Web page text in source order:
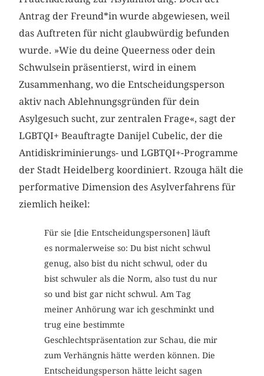
Antrag der Freund*in wurde abgewiesen, weil
das Auftreten für nicht glaubwürdig befunden
wurde. »Wie du deine Queerness oder dein
Schwulsein präsentierst, wird in einem
Zusammenhang, wo die Entscheidungsperson
aktiv nach Ablehnungsgründen für dein
Asylgesuch sucht, zur zentralen Frage«, sagt der
LGBTQI+ Beauftragte Danijel Cubelic, der die
Antidiskriminierungs- und LGBTQI+-Programme
der Stadt Heidelberg koordiniert. Rzouga hält die
performative Dimension des Asylverfahrens für
ziemlich heikel:
Für sie [die Entscheidungspersonen] läuft
es normalerweise so: Du bist nicht schwul
genug, also bist du nicht schwul, oder du
bist schwuler als die Norm, also tust du nur
so und bist gar nicht schwul. Am Tag
meiner Anhörung war ich geschminkt und
trug eine bestimmte
Geschlechtspräsentation zur Schau, die mir
zum Verhängnis hätte werden können. Die
Entscheidungsperson hätte leicht sagen